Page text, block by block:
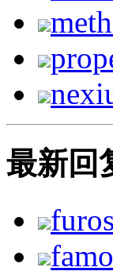
最新回